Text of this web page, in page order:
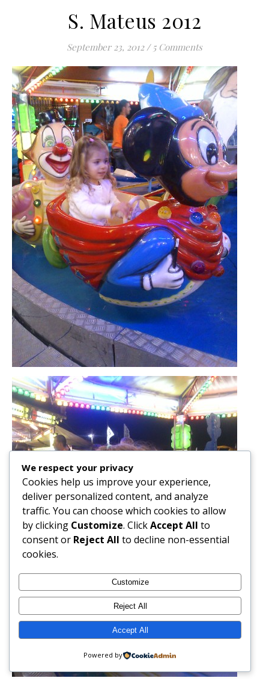
S. Mateus 2012
September 23, 2012 / 5 Comments
We respect your privacy
Cookies help us improve your experience,
deliver personalized content, and analyze
traffic. You can choose which cookies to allow
by clicking Customize. ClickAccept All to
consent or Reject All to decline non-essential
cookies.
Customize
Reject All
Accept All
Powered by